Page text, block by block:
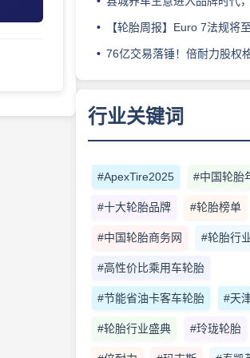
【轮胎周报】Euro 7法规将至；米其林上半年营收超千亿；倍耐力上半年盈利稳增；龙星
76亿交易落锤！倍耐力股权格局
行业关键词
#ApexTire2025 #中国轮胎
#十大轮胎品牌 #轮胎榜单
#中国轮胎商务网 #轮胎行
#高性价比乘用车轮胎
#节能省油卡客车轮胎 #天
#轮胎行业盛典 #玲珑轮胎